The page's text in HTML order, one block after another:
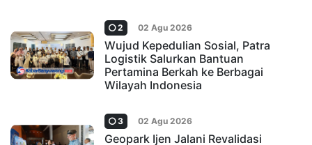
2 02 Agu 2026
Wujud Kepedulian Sosial, Patra
Logistik Salurkan Bantuan
Pertamina Berkah ke Berbagai
Wilayah Indonesia
3 02 Agu 2026
Geopark Ijen Jalani Revalidasi